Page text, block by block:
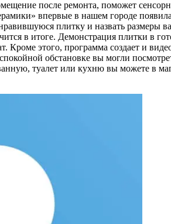
после ремонта, поможет
впервые в нашем городе
плитку и назвать
в итоге. Демонстрация плитки в
Кроме этого, программа создает и
обстановке вы могли
туалет или кухню вы можете в